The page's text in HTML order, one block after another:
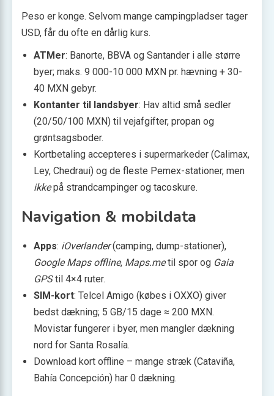
Peso er konge. Selvom mange campingpladser tager
USD, får du ofte en dårlig kurs.
ATMer: Banorte, BBVA og Santander i alle større
byer; maks. 9 000-10 000 MXN pr. hævning + 30-
40 MXN gebyr.
Kontanter til landsbyer: Hav altid små sedler
(20/50/100 MXN) til vejafgifter, propan og
grøntsagsboder.
Kortbetaling accepteres i supermarkeder (Calimax,
Ley, Chedraui) og de fleste Pemex-stationer, men
ikkepå strandcampinger og tacoskure.
Navigation & mobil­data
Apps: iOverlander(camping, dump-stationer),
Google Maps offline, Maps.metil spor og Gaia
GPStil 4×4 ruter.
SIM-kort: Telcel Amigo (købes i OXXO) giver
bedst dækning; 5 GB/15 dage ≈ 200 MXN.
Movistar fungerer i byer, men mangler dækning
nord for Santa Rosalía.
Download kort offline – mange stræk (Cataviña,
Bahía Concepción) har 0 dækning.